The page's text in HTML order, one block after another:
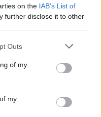
on the IAB’s List of
further disclose it to other
one or more Google
You may click to
its third-party tags to
in below Google
Outs
of my
my